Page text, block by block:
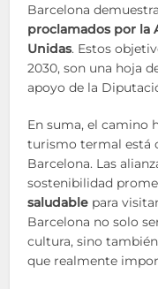
Barcelona
proclamados por la
Unidas. Estos
2030, son una hoja
apoyo de la
En suma, el camino
turismo termal está
Barcelona. Las
sostenibilidad
saludable para
Barcelona no solo
cultura, sino
que realmente